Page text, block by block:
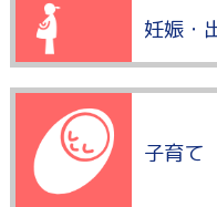
妊娠・
子育て